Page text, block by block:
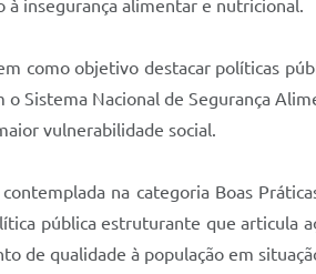
insegurança alimentar e nutricional.
como objetivo destacar políticas
Sistema Nacional de Segurança
vulnerabilidade social.
na categoria Boas
pública estruturante que articula
de qualidade à população em